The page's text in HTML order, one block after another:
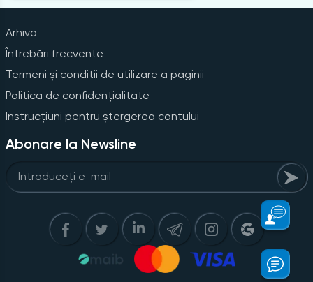
Arhiva
Întrebări frecvente
Termeni și condiții de utilizare a paginii
Politica de confidențialitate
Instrucțiuni pentru ștergerea contului
Abonare la Newsline